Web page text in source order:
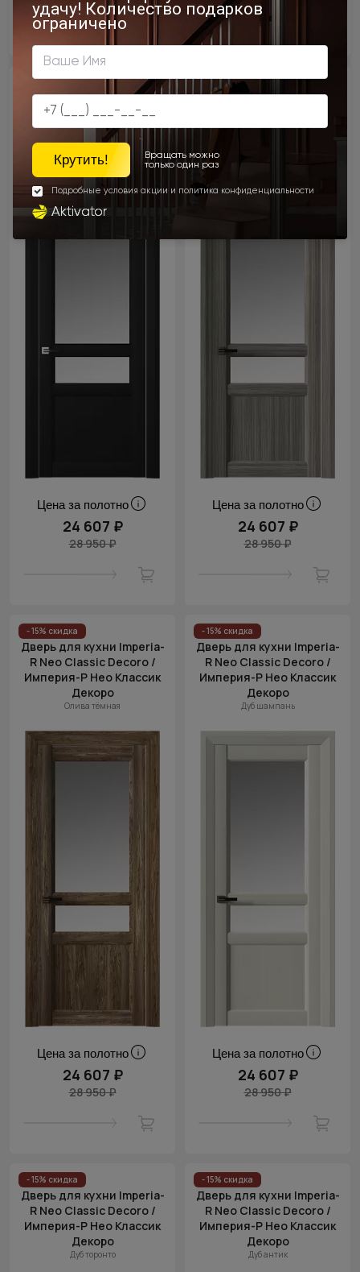
- 15% скидка
Дверь для кухни Imperia-
R Neo Classic Decoro /
Империя-Р Нео Классик
Декоро
Чёрный ST
Цена за полотно
24 607 ₽
28 950 ₽
- 15% скидка
Дверь для кухни Imperia-
Империя-Р Нео Классик
Цена за полотно
24 607 ₽
28 950 ₽
- 15% скидка
Дверь для кухни Imperia-
R Neo Classic Decoro /
Империя-Р Нео Классик
Декоро
Олива тёмная
Цена за полотно
24 607 ₽
28 950 ₽
- 15% скидка
Дверь для кухни Imperia-
R Neo Classic Decoro /
Империя-Р Нео Классик
Декоро
Дуб шампань
Цена за полотно
24 607 ₽
28 950 ₽
- 15% скидка
Дверь для кухни Imperia-
R Neo Classic Decoro /
Империя-Р Нео Классик
Декоро
Дуб торонто
- 15% скидка
Дверь для кухни Imperia-
R Neo Classic Decoro /
Империя-Р Нео Классик
Декоро
Дуб антик